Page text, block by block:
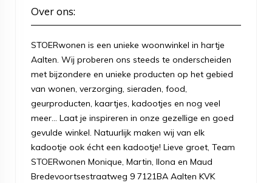
Over ons:
STOERwonen is een unieke woonwinkel in hartje
Aalten. Wij proberen ons steeds te onderscheiden
met bijzondere en unieke producten op het gebied
van wonen, verzorging, sieraden, food,
geurproducten, kaartjes, kadootjes en nog veel
meer... Laat je inspireren in onze gezellige en goed
gevulde winkel. Natuurlijk maken wij van elk
kadootje ook écht een kadootje! Lieve groet, Team
STOERwonen Monique, Martin, Ilona en Maud
Bredevoortsestraatweg 9 7121BA Aalten KVK